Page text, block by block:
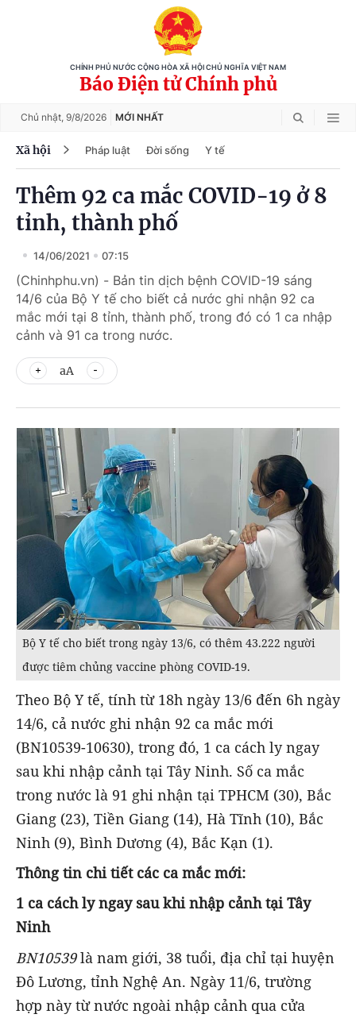
CHÍNH PHỦ NƯỚC CỘNG HÒA XÃ HỘI CHỦ NGHĨA VIỆT NAM
Báo Điện tử Chính phủ
Chủ nhật, 9/8/2026 MỚI NHẤT
Xã hội Pháp luật Đời sống Y tế
Thêm 92 ca mắc COVID-19 ở 8
tỉnh, thành phố
14/06/2021 07:15
(Chinhphu.vn) - Bản tin dịch bệnh COVID-19 sáng
14/6 của Bộ Y tế cho biết cả nước ghi nhận 92 ca
mắc mới tại 8 tỉnh, thành phố, trong đó có 1 ca nhập
cảnh và 91 ca trong nước.
aA
Bộ Y tế cho biết trong ngày 13/6, có thêm 43.222 người
được tiêm chủng vaccine phòng COVID-19.
Theo Bộ Y tế, tính từ 18h ngày 13/6 đến 6h ngày
14/6, cả nước ghi nhận 92 ca mắc mới
(BN10539-10630), trong đó, 1 ca cách ly ngay
sau khi nhập cảnh tại Tây Ninh. Số ca mắc
trong nước là 91 ghi nhận tại TPHCM (30), Bắc
Giang (23), Tiền Giang (14), Hà Tĩnh (10), Bắc
Ninh (9), Bình Dương (4), Bắc Kạn (1).
Thông tin chi tiết các ca mắc mới:
1 ca cách ly ngay sau khi nhập cảnh tại Tây
Ninh
BN10539là nam giới, 38 tuổi, địa chỉ tại huyện
Đô Lương, tỉnh Nghệ An. Ngày 11/6, trường
hợp này từ nước ngoài nhập cảnh qua cửa